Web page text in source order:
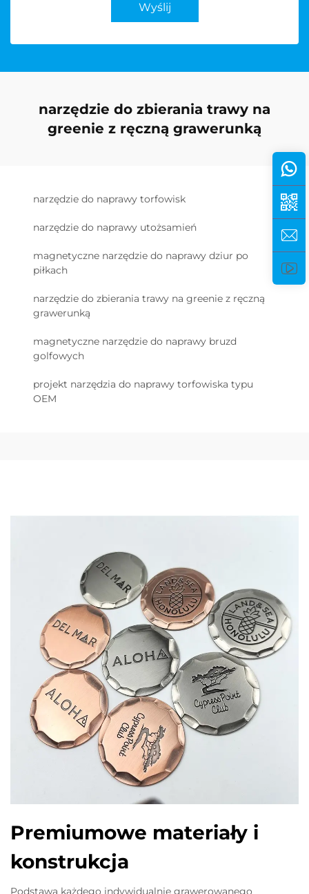
Wyślij
narzędzie do zbierania trawy na
greenie z ręczną grawerunką
narzędzie do naprawy torfowisk
narzędzie do naprawy utożsamień
magnetyczne narzędzie do naprawy dziur po
piłkach
narzędzie do zbierania trawy na greenie z ręczną
grawerunką
magnetyczne narzędzie do naprawy bruzd
golfowych
projekt narzędzia do naprawy torfowiska typu
OEM
Premiumowe materiały i
konstrukcja
Podstawą każdego indywidualnie grawerowanego